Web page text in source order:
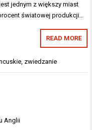
jednym z większy miast
światowej produkcji…
READ MORE
, zwiedzanie